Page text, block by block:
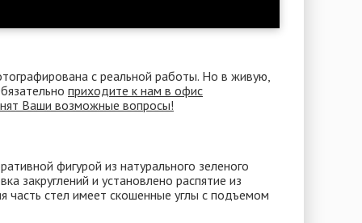
с реальной работы. Но в живую,
приходите к нам в офис
Ваши возможные вопросы!
фигурой из натурального зеленого
закруглений и установлено распятие из
часть стел имеет скошенные углы с подъемом